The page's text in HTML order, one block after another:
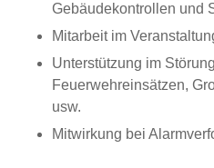
Gebäudekontrollen und
Mitarbeit im
Unterstützung im
Feuerwehreinsätzen,
usw.
Mitwirkung bei